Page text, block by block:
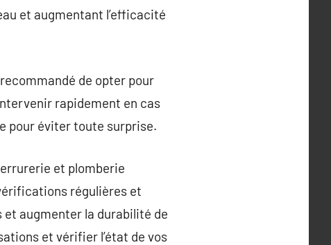
et augmentant l’efficacité
de opter pour
rapidement en cas
pour éviter toute surprise.
et plomberie
régulières et
et augmenter la durabilité de
et vérifier l’état de vos